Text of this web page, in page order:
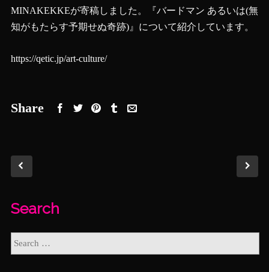
MINAKEKKEが寄稿しました。『バードマン あるいは(無
知がもたらす予期せぬ奇跡)』について紹介しています。
https://qetic.jp/art-culture/
Share
Search